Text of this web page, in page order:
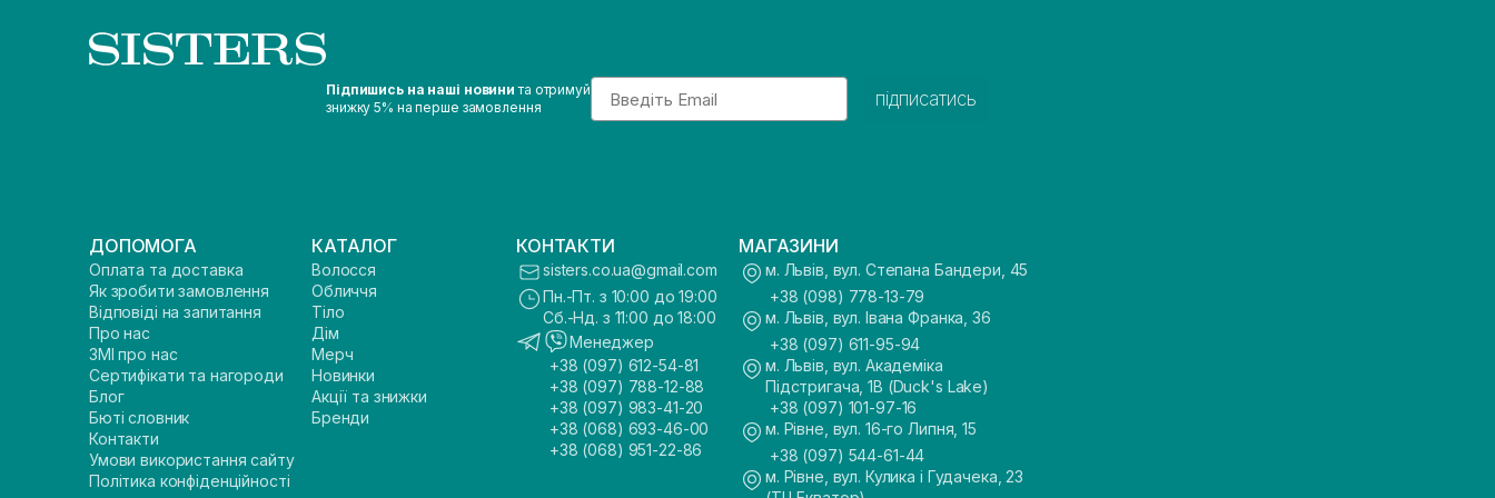
Підпишись на наші новини та отримуй
знижку 5% на перше замовлення
Email
підписатись
ДОПОМОГА
Оплата та доставка
Як зробити замовлення
Відповіді на запитання
Про нас
ЗМІ про нас
Сертифікати та нагороди
Блог
Бюті словник
Контакти
Умови використання сайту
Політика конфіденційності
КАТАЛОГ
Волосся
Обличчя
Тіло
Дім
Мерч
Новинки
Акції та знижки
Бренди
КОНТАКТИ
sisters.co.ua@gmail.com
Пн.-Пт. з 10:00 до 19:00
Сб.-Нд. з 11:00 до 18:00
Менеджер
+38 (097) 612-54-81
+38 (097) 788-12-88
+38 (097) 983-41-20
+38 (068) 693-46-00
+38 (068) 951-22-86
МАГАЗИНИ
м. Львів, вул. Степана Бандери, 45
+38 (098) 778-13-79
м. Львів, вул. Івана Франка, 36
+38 (097) 611-95-94
м. Львів, вул. Академіка
Підстригача, 1В (Duck's Lake)
+38 (097) 101-97-16
м. Рівне, вул. 16-го Липня, 15
+38 (097) 544-61-44
м. Рівне, вул. Кулика і Гудачека, 23